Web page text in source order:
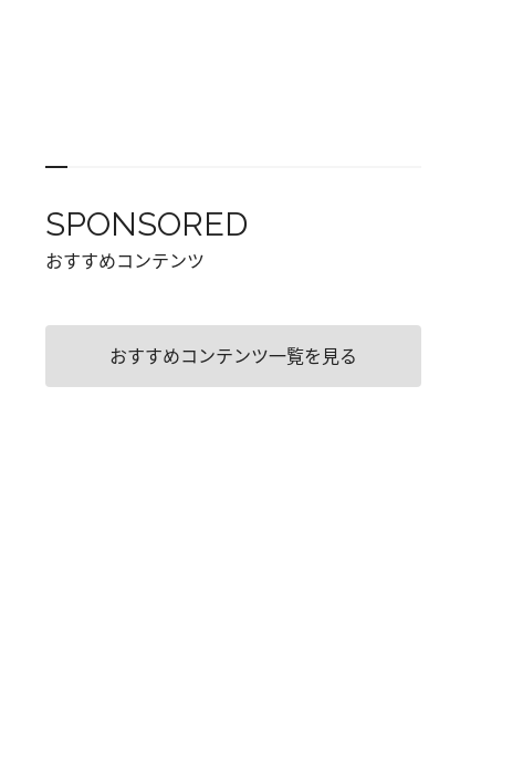
SPONSORED
おすすめコンテンツ
おすすめコンテンツ一覧を見る